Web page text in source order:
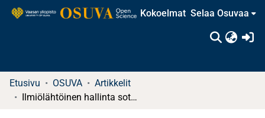
Kokoelmat Selaa Osuvaa
Etusivu OSUVA
Artikkelit
Ilmiölähtöinen hallinta sotkuisessa maailmassa